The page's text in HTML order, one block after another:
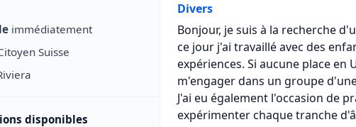
immédiatement
Suisse
disponibles
Divers
Bonjour, je suis à la recherche
ce jour j'ai travaillé avec des
expériences. Si aucune place en
m'engager dans un groupe
J'ai eu également l'occasion de
expérimenter chaque tranche